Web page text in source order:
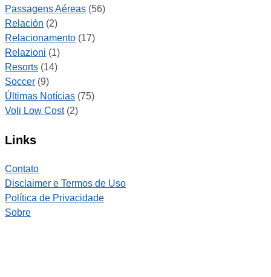
Passagens Aéreas (56)
Relación (2)
Relacionamento (17)
Relazioni (1)
Resorts (14)
Soccer (9)
Últimas Notícias (75)
Voli Low Cost(2)
Links
Contato
Disclaimer e Termos de Uso
Política de Privacidade
Sobre